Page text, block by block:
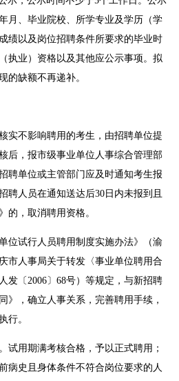
月、毕业院校、所学专业及学历（学
绩以及岗位招聘条件所要求的毕业时
执业）资格以及其他应公示事项。拟
的缺额不再递补。
实不影响聘用的考生，由招聘单位提
后，报市级事业单位人事综合管理部
聘单位或主管部门应及时通知考生报
聘人员在通知送达后30日内未报到且
的，取消聘用资格。
位试行人员聘用制度实施办法》（渝
市人事局关于转发〈事业单位聘用合
发〔2006〕68号）等规定，与新招聘
》，确立人事关系，完善聘用手续，
行。
试用期满考核合格，予以正式聘用；
病史且身体条件不符合岗位要求的人